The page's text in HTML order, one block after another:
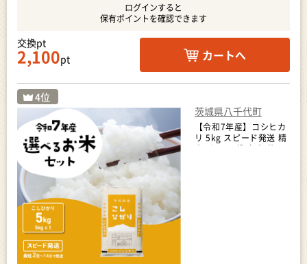
ログインすると
保有ポイントを確認できます
交換pt
2,100pt カートへ
茨城県八千代町
【令和7年産】コシヒカ
リ 5kg スピード発送 精
米 5kg x 1袋 白米 茨城